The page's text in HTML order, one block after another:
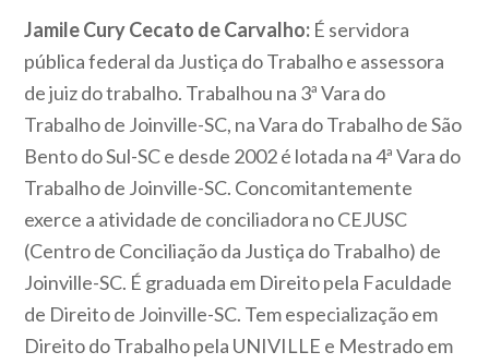
Jamile Cury Cecato de Carvalho: É servidora
pública federal da Justiça do Trabalho e assessora
de juiz do trabalho. Trabalhou na 3ª Vara do
Trabalho de Joinville-SC, na Vara do Trabalho de São
Bento do Sul-SC e desde 2002 é lotada na 4ª Vara do
Trabalho de Joinville-SC. Concomitantemente
exerce a atividade de conciliadora no CEJUSC
(Centro de Conciliação da Justiça do Trabalho) de
Joinville-SC. É graduada em Direito pela Faculdade
de Direito de Joinville-SC. Tem especialização em
Direito do Trabalho pela UNIVILLE e Mestrado em